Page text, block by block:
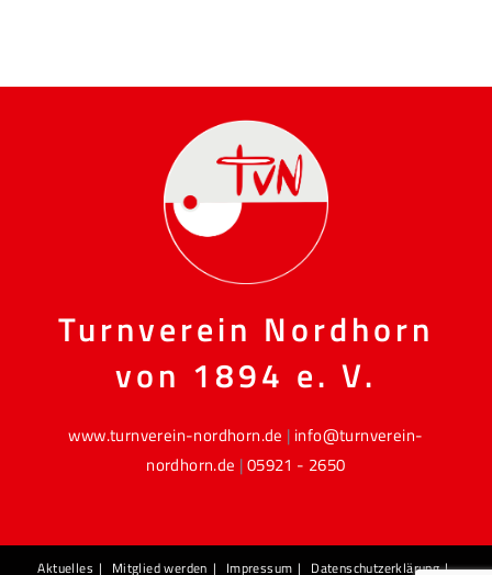
Turnverein Nordhorn
von 1894 e. V.
www.turnverein-nordhorn.de | info@turnverein-
nordhorn.de |05921 - 2650
Aktuelles Mitglied werden Impressum Datenschutzerklärung